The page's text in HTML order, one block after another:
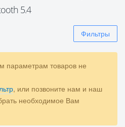
5.4
Фильтры
параметрам товаров не
, или позвоните нам и наш
необходимое Вам